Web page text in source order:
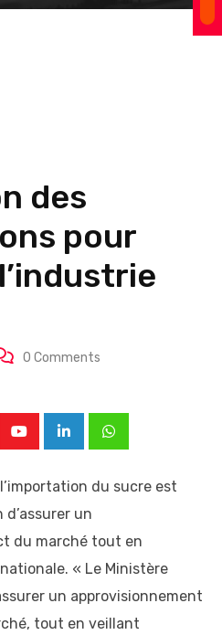
des
pour
0 Comments
LinkedInWhatsapp
du sucre est
un
du marché tout en
« Le Ministère
un approvisionnement
tout en veillant